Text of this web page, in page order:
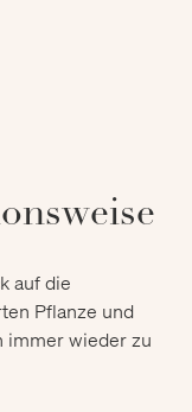
auf die
Pflanze und
immer wieder zu